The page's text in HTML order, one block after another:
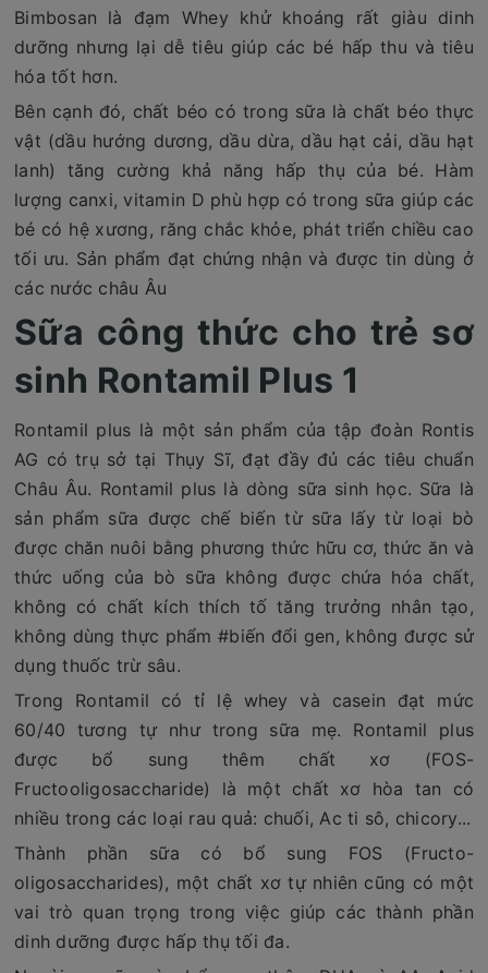
Bimbosan là đạm Whey khử khoáng rất giàu dinh
dưỡng nhưng lại dễ tiêu giúp các bé hấp thu và tiêu
hóa tốt hơn.
Bên cạnh đó, chất béo có trong sữa là chất béo thực
vật (dầu hướng dương, dầu dừa, dầu hạt cải, dầu hạt
lanh) tăng cường khả năng hấp thụ của bé. Hàm
lượng canxi, vitamin D phù hợp có trong sữa giúp các
bé có hệ xương, răng chắc khỏe, phát triển chiều cao
tối ưu. Sản phẩm đạt chứng nhận và được tin dùng ở
các nước châu Âu
Sữa công thức cho trẻ sơ
sinh Rontamil Plus 1
Rontamil plus là một sản phẩm của tập đoàn Rontis
AG có trụ sở tại Thụy Sĩ, đạt đầy đủ các tiêu chuẩn
Châu Âu. Rontamil plus là dòng sữa sinh học. Sữa là
sản phẩm sữa được chế biến từ sữa lấy từ loại bò
được chăn nuôi bằng phương thức hữu cơ, thức ăn và
thức uống của bò sữa không được chứa hóa chất,
không có chất kích thích tố tăng trưởng nhân tạo,
không dùng thực phẩm #biến đổi gen, không được sử
dụng thuốc trừ sâu.
Trong Rontamil có tỉ lệ whey và casein đạt mức
60/40 tương tự như trong sữa mẹ. Rontamil plus
được bổ sung thêm chất xơ (FOS-
Fructooligosaccharide) là một chất xơ hòa tan có
nhiều trong các loại rau quả: chuối, Ac ti sô, chicory...
Thành phần sữa có bổ sung FOS (Fructo-
oligosaccharides), một chất xơ tự nhiên cũng có một
vai trò quan trọng trong việc giúp các thành phần
dinh dưỡng được hấp thụ tối đa.